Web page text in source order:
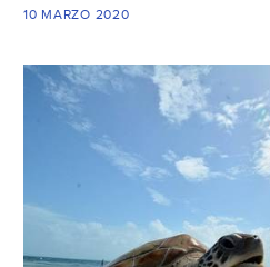
10 MARZO 2020